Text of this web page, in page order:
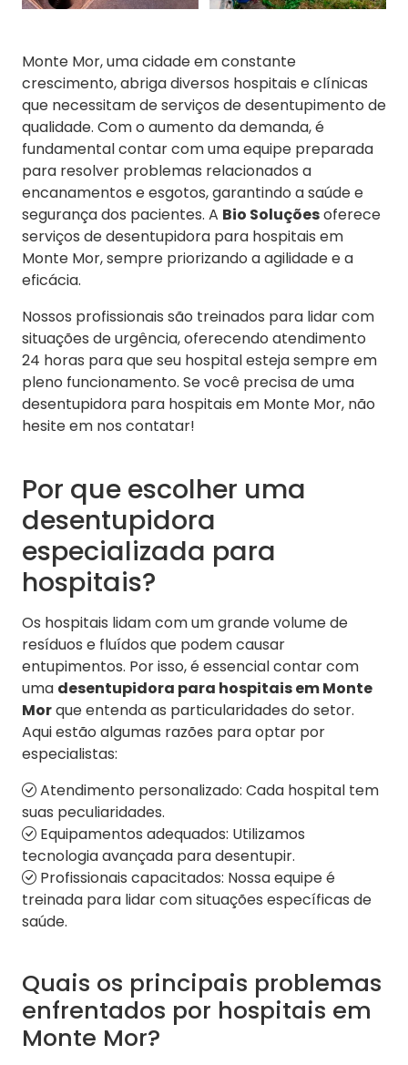
Monte Mor, uma cidade em constante
crescimento, abriga diversos hospitais e clínicas
que necessitam de serviços de desentupimento de
qualidade. Com o aumento da demanda, é
fundamental contar com uma equipe preparada
para resolver problemas relacionados a
encanamentos e esgotos, garantindo a saúde e
segurança dos pacientes. A Bio Soluçõesoferece
serviços de desentupidora para hospitais em
Monte Mor, sempre priorizando a agilidade e a
eficácia.
Nossos profissionais são treinados para lidar com
situações de urgência, oferecendo atendimento
24 horas para que seu hospital esteja sempre em
pleno funcionamento. Se você precisa de uma
desentupidora para hospitais em Monte Mor, não
hesite em nos contatar!
Por que escolher uma
desentupidora
especializada para
hospitais?
Os hospitais lidam com um grande volume de
resíduos e fluídos que podem causar
entupimentos. Por isso, é essencial contar com
uma desentupidora para hospitais em Monte
Morque entenda as particularidades do setor.
Aqui estão algumas razões para optar por
especialistas:
Atendimento personalizado: Cada hospital tem
suas peculiaridades.
Equipamentos adequados: Utilizamos
tecnologia avançada para desentupir.
Profissionais capacitados: Nossa equipe é
treinada para lidar com situações específicas de
saúde.
Quais os principais problemas
enfrentados por hospitais em
Monte Mor?